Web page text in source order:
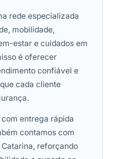
rede especializada
mobilidade,
estar e cuidados em
é oferecer
confiável e
cada cliente
entrega rápida
contamos com
reforçando